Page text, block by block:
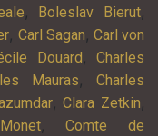
, Boleslav Bierut,
, Carl Sagan, Carl von
Douard ,Charles
Mauras, Charles
,Clara Zetkin,
,Comte de